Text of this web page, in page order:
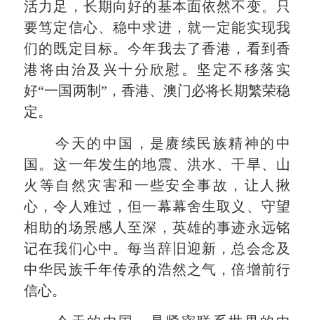
活力足，长期向好的基本面依然不变。只
要笃定信心、稳中求进，就一定能实现我
们的既定目标。今年我去了香港，看到香
港将由治及兴十分欣慰。坚定不移落实
好“一国两制”，香港、澳门必将长期繁荣稳
定。
今天的中国，是赓续民族精神的中
国。这一年发生的地震、洪水、干旱、山
火等自然灾害和一些安全事故，让人揪
心，令人难过，但一幕幕舍生取义、守望
相助的场景感人至深，英雄的事迹永远铭
记在我们心中。每当辞旧迎新，总会念及
中华民族千年传承的浩然之气，倍增前行
信心。